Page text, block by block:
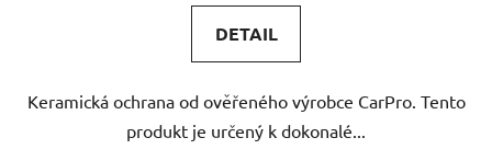
5,0
z
hvězdiček.
DETAIL
Keramická ochrana od ověřeného výrobce CarPro. Tento
produkt je určený k dokonalé...